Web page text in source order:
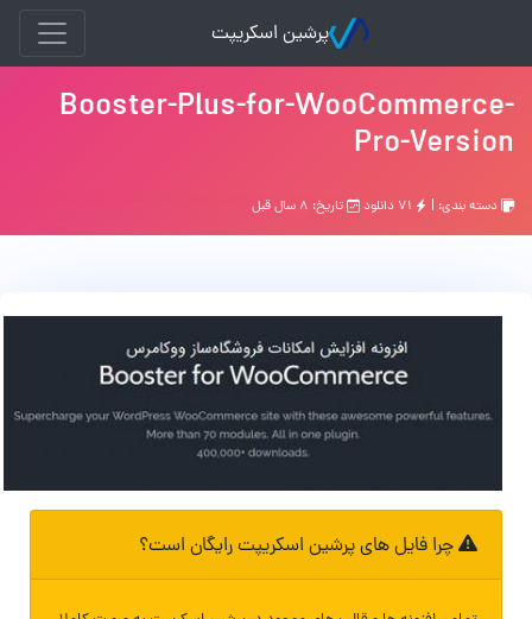
پرشین اسکریپت
Booster-Plus-for-WooCommerce-
Pro-Version
دسته بندی: | تاریخ: ۸ سال قبل
چرا فایل های پرشین اسکریپت رایگان است؟